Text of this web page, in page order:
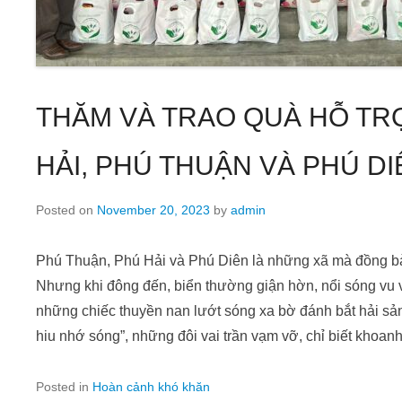
THĂM VÀ TRAO QUÀ HỖ
HẢI, PHÚ THUẬN VÀ PHÚ
Posted on November 20, 2023 by admin
Phú Thuận, Phú Hải và Phú Diên là những xã mà đồng
Nhưng khi đông đến, biển thường giận hờn, nổi sóng
những chiếc thuyền nan lướt sóng xa bờ đánh bắt hải
hiu nhớ sóng”, những đôi vai trần vạm vỡ, chỉ biết
Posted in Hoàn cảnh khó khăn